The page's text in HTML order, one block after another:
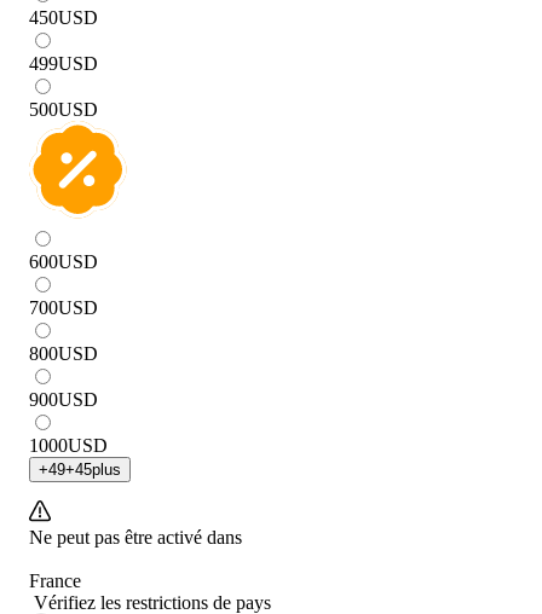
450USD
499USD
500USD
600USD
700USD
800USD
900USD
1000USD
+49+45plus
Ne peut pas être activé dans
France
Vérifiez les restrictions de pays